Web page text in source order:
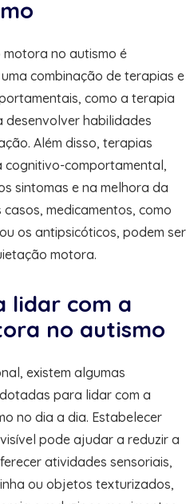
no autismo é
combinação de terapias e
como a terapia
habilidades
Além disso, terapias
cognitivo-comportamental,
sintomas e na melhora da
medicamentos, como
os antipsicóticos, podem ser
motora.
lidar com a
no autismo
existem algumas
para lidar com a
no dia a dia. Estabelecer
pode ajudar a reduzir a
atividades sensoriais,
ou objetos texturizados,